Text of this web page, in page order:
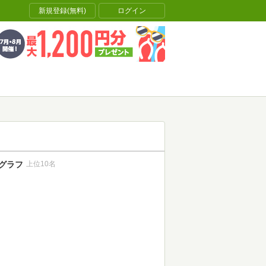
新規登録(無料) ログイン
ラフ 上位10名